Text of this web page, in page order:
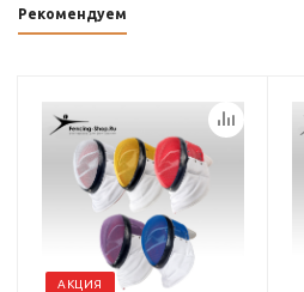
Рекомендуем
АКЦИЯ